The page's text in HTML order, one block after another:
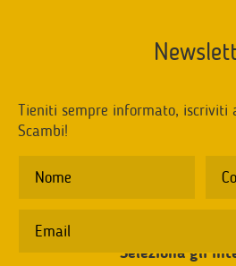
Tieniti sempre informato, iscriviti
Scambi!
Seleziona gli